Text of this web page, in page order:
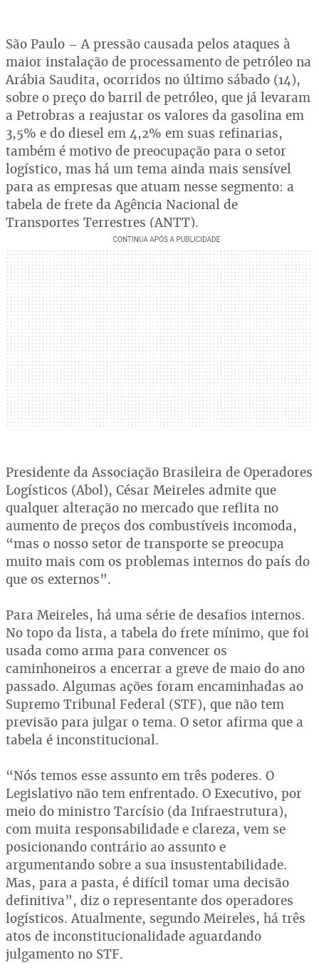
São Paulo – A pressão causada pelos ataques à
maior instalação de processamento de petróleo na
Arábia Saudita, ocorridos no último sábado (14),
sobre o preço do barril de petróleo, que já levaram
a Petrobras a reajustar os valores da gasolina em
3,5% e do diesel em 4,2% em suas refinarias,
também é motivo de preocupação para o setor
logístico, mas há um tema ainda mais sensível
para as empresas que atuam nesse segmento: a
tabela de frete da Agência Nacional de
Transportes Terrestres (ANTT).
Presidente da Associação Brasileira de Operadores
Logísticos (Abol), César Meireles admite que
qualquer alteração no mercado que reflita no
aumento de preços dos combustíveis incomoda,
“mas o nosso setor de transporte se preocupa
muito mais com os problemas internos do país do
que os externos”.
Para Meireles, há uma série de desafios internos.
No topo da lista, a tabela do frete mínimo, que foi
usada como arma para convencer os
caminhoneiros a encerrar a greve de maio do ano
passado. Algumas ações foram encaminhadas ao
Supremo Tribunal Federal (STF), que não tem
previsão para julgar o tema. O setor afirma que a
tabela é inconstitucional.
“Nós temos esse assunto em três poderes. O
Legislativo não tem enfrentado. O Executivo, por
meio do ministro Tarcísio (da Infraestrutura),
com muita responsabilidade e clareza, vem se
posicionando contrário ao assunto e
argumentando sobre a sua insustentabilidade.
Mas, para a pasta, é difícil tomar uma decisão
definitiva”, diz o representante dos operadores
logísticos. Atualmente, segundo Meireles, há três
atos de inconstitucionalidade aguardando
julgamento no STF.